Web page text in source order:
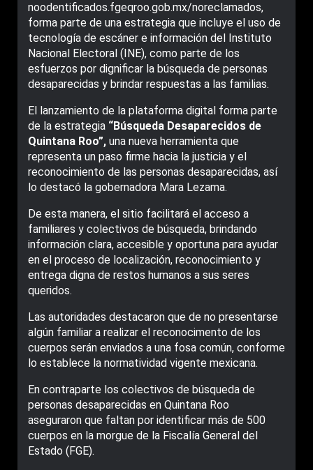
noodentificados.fgeqroo.gob.mx/noreclamados,
forma parte de una estrategia que incluye el uso de
tecnología de escáner e información del Instituto
Nacional Electoral (INE), como parte de los
esfuerzos por dignificar la búsqueda de personas
desaparecidas y brindar respuestas a las familias.
El lanzamiento de la plataforma digital forma parte
de la estrategia “Búsqueda Desaparecidos de
Quintana Roo”, una nueva herramienta que
representa un paso firme hacia la justicia y el
reconocimiento de las personas desaparecidas, así
lo destacó la gobernadora Mara Lezama.
De esta manera, el sitio facilitará el acceso a
familiares y colectivos de búsqueda, brindando
información clara, accesible y oportuna para ayudar
en el proceso de localización, reconocimiento y
entrega digna de restos humanos a sus seres
queridos.
Las autoridades destacaron que de no presentarse
algún familiar a realizar el reconocimento de los
cuerpos serán enviados a una fosa común, conforme
lo establece la normatividad vigente mexicana.
En contraparte los colectivos de búsqueda de
personas desaparecidas en Quintana Roo
aseguraron que faltan por identificar más de 500
cuerpos en la morgue de la Fiscalía General del
Estado (FGE).